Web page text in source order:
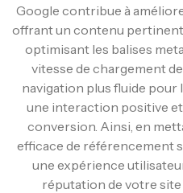
Google contribue à
offrant un contenu
optimisant les balises
vitesse de chargement
navigation plus fluide pour
une interaction positive
conversion. Ainsi, en
efficace de référencement
une expérience
réputation de votre site